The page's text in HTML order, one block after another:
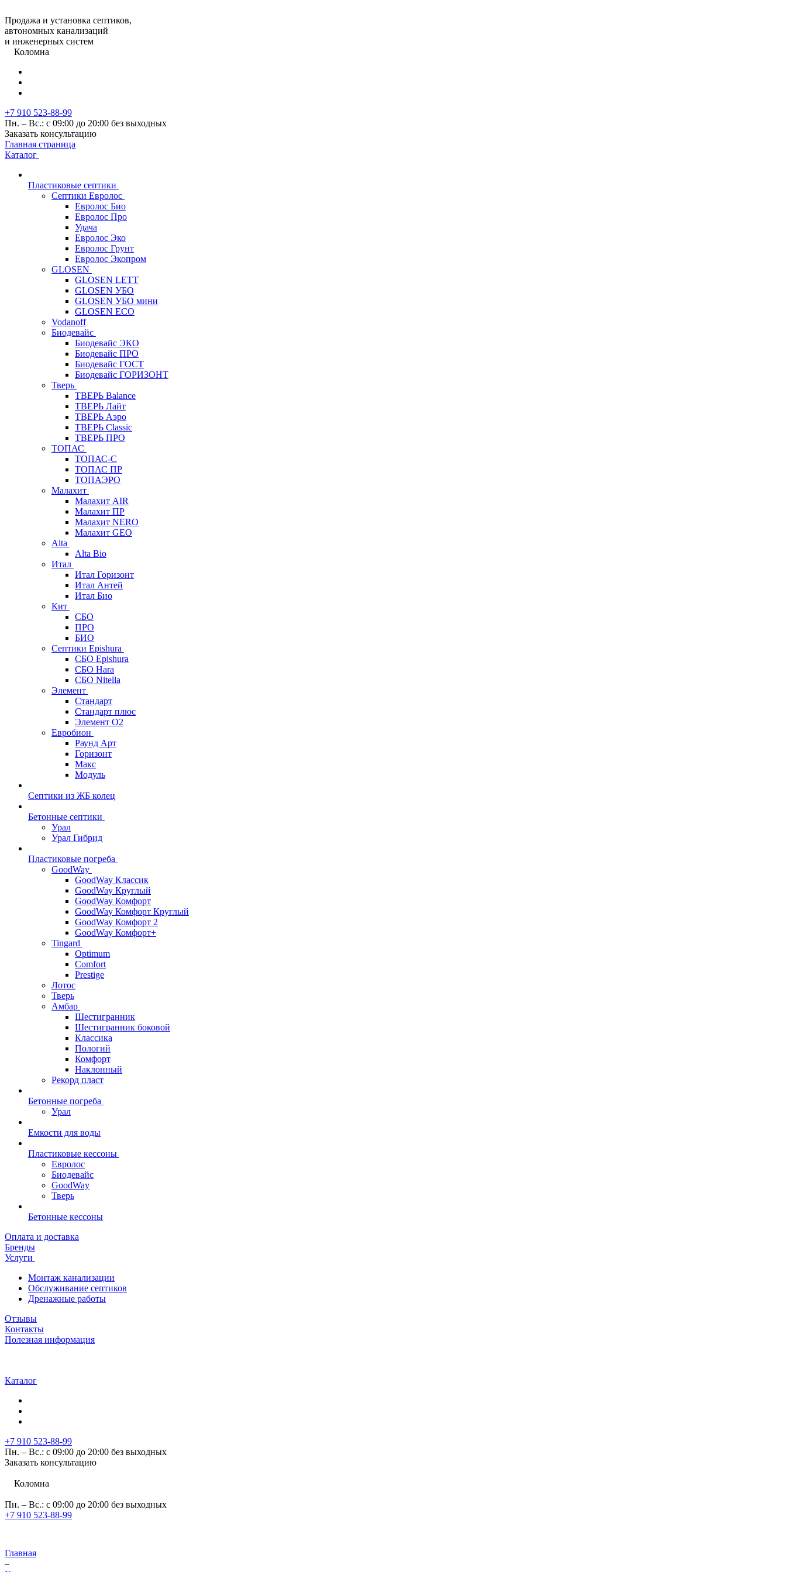
Продажа и установка септиков,
автономных канализаций
и инженерных систем
Коломна
+7 910 523-88-99
Пн. – Вс.: с 09:00 до 20:00 без выходных
Заказать консультацию
Главная страница
Каталог
Пластиковые септики
Септики Евролос
Евролос Био
Евролос Про
Удача
Евролос Эко
Евролос Грунт
Евролос Экопром
GLOSEN
GLOSEN LETT
GLOSEN УБО
GLOSEN УБО мини
GLOSEN ECO
Vodanoff
Биодевайс
Биодевайс ЭКО
Биодевайс ПРО
Биодевайс ГОСТ
Биодевайс ГОРИЗОНТ
Тверь
ТВЕРЬ Balance
ТВЕРЬ Лайт
ТВЕРЬ Аэро
ТВЕРЬ Classic
ТВЕРЬ ПРО
ТОПАС
ТОПАС-С
ТОПАС ПР
ТОПАЭРО
Малахит
Малахит AIR
Малахит ПР
Малахит NERO
Малахит GEO
Alta
Alta Bio
Итал
Итал Горизонт
Итал Антей
Итал Био
Кит
СБО
ПРО
БИО
Септики Epishura
СБО Epishura
СБО Hara
СБО Nitella
Элемент
Стандарт
Стандарт плюс
Элемент О2
Евробион
Раунд Арт
Горизонт
Макс
Модуль
Септики из ЖБ колец
Бетонные септики
Урал
Урал Гибрид
Пластиковые погреба
GoodWay
GoodWay Классик
GoodWay Круглый
GoodWay Комфорт
GoodWay Комфорт Круглый
GoodWay Комфорт 2
GoodWay Комфорт+
Tingard
Optimum
Comfort
Prestige
Лотос
Тверь
Амбар
Шестигранник
Шестигранник боковой
Классика
Пологий
Комфорт
Наклонный
Рекорд пласт
Бетонные погреба
Урал
Емкости для воды
Пластиковые кессоны
Евролос
Биодевайс
GoodWay
Тверь
Бетонные кессоны
Оплата и доставка
Бренды
Услуги
Монтаж канализации
Обслуживание септиков
Дренажные работы
Отзывы
Контакты
Полезная информация
Каталог
+7 910 523-88-99
Пн. – Вс.: с 09:00 до 20:00 без выходных
Заказать консультацию
Коломна
Пн. – Вс.: с 09:00 до 20:00 без выходных
+7 910 523-88-99
Главная
–